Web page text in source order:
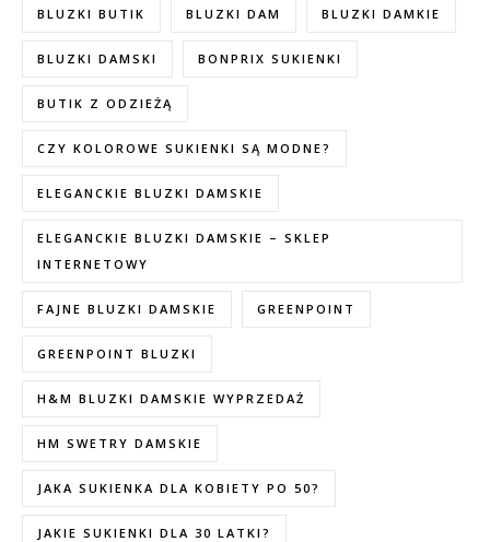
BLUZKI BUTIK BLUZKI DAM BLUZKI DAMKIE
BLUZKI DAMSKI BONPRIX SUKIENKI
BUTIK Z ODZIEŻĄ
CZY KOLOROWE SUKIENKI SĄ MODNE?
ELEGANCKIE BLUZKI DAMSKIE
ELEGANCKIE BLUZKI DAMSKIE – SKLEP
INTERNETOWY
FAJNE BLUZKI DAMSKIE GREENPOINT
GREENPOINT BLUZKI
H&M BLUZKI DAMSKIE WYPRZEDAŻ
HM SWETRY DAMSKIE
JAKA SUKIENKA DLA KOBIETY PO 50?
JAKIE SUKIENKI DLA 30 LATKI?